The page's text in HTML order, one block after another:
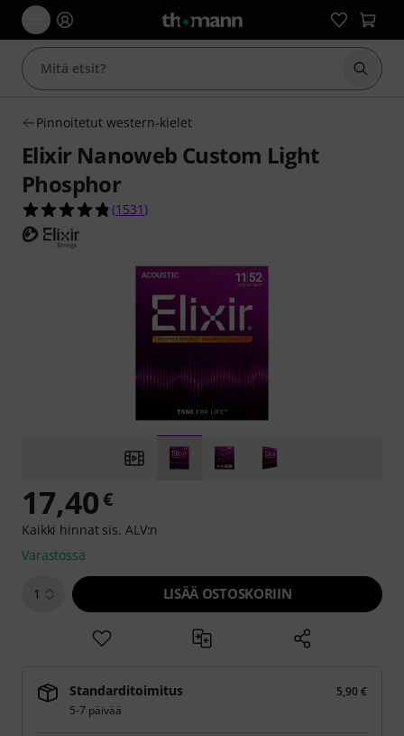
Aloita
Pinnoitetut western-kielet
Elixir Nanoweb Custom Light
Phosphor
4.8 tähteä viidestä yhteensä 1531
(1531 )
17,40€
Kaikki hinnat sis. ALV:n
Varastossa
1 LISÄÄ OSTOSKORIIN
Standarditoimitus
5,90 €
5-7 päivää